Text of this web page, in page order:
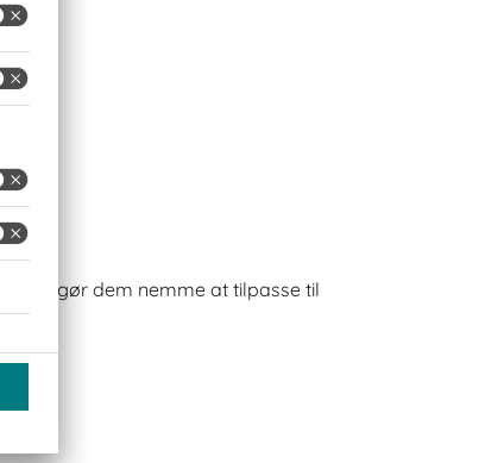
gør dem nemme at tilpasse til